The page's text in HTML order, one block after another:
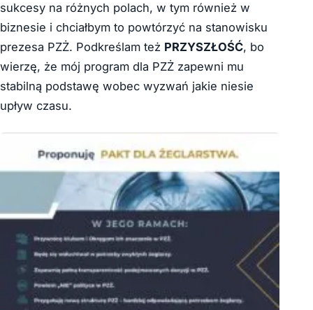
sukcesy na różnych polach, w tym również w
biznesie i chciałbym to powtórzyć na stanowisku
prezesa PZŻ. Podkreślam też PRZYSZŁOŚĆ, bo
wierzę, że mój program dla PZŻ zapewni mu
stabilną podstawę wobec wyzwań jakie niesie
upływ czasu.